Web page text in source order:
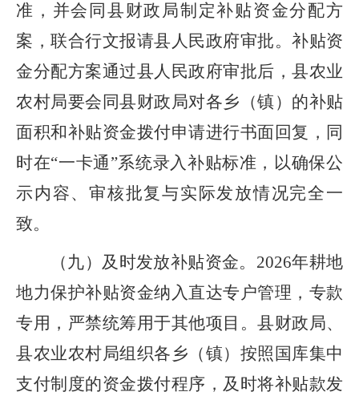
准，并会同 县 财政 局制定补贴资金分配方
案，联合行文报请县人民政府审批。补贴资
金分配方案通过县人民政府审批后，县农业
农村局要会同 县财政局对各乡 （镇） 的补贴
面积和补贴资金拨付申请进行书面 回复，同
时在“一卡通”系统录入补贴标准，以确保公
示内容、审核批复与实际发放情况完全一
致。
（九） 及时发放补贴资金。 2026年耕地
地力保护补贴资金纳入直达专户管理，专款
专用，严禁统筹用于其他项目。 县财政局、
县农业农村局组织各乡（镇） 按照国库集中
支付制度的资金拨付程序，及时将补贴款发